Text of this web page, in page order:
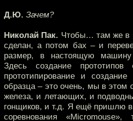
Д.Ю. Зачем?
Николай Пак. Чтобы… там же в
сделан, а потом бах – и
размер, в настоящую
Здесь создание
прототипирование и создание
образца – это очень, мы в этом
железа, и летающих, и
гонщиков, и т.д. Я ещё пришлю
соревнования